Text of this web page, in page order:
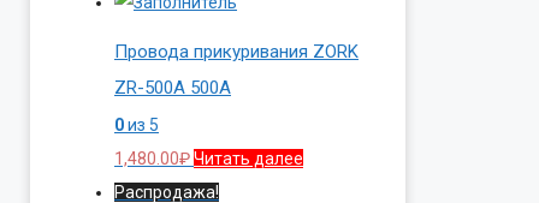
Провода прикуривания ZORK
ZR-500A 500A
0из 5
1,480.00₽Читать далее
Распродажа!